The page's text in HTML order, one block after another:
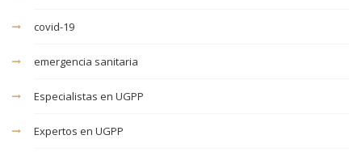
covid-19
emergencia sanitaria
Especialistas en UGPP
Expertos en UGPP